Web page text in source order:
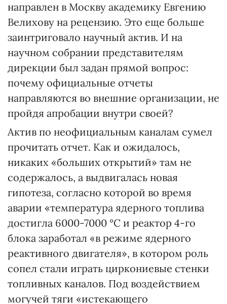
направлен в Москву академику Евгению
Велихову на рецензию. Это еще больше
заинтриговало научный актив. И на
научном собрании представителям
дирекции был задан прямой вопрос:
почему официальные отчеты
направляются во внешние организации, не
пройдя апробации внутри своей?
Актив по неофициальным каналам сумел
прочитать отчет. Как и ожидалось,
никаких «больших открытий» там не
содержалось, а выдвигалась новая
гипотеза, согласно которой во время
аварии «температура ядерного топлива
достигла 6000-7000 °С и реактор 4-го
блока заработал «в режиме ядерного
реактивного двигателя», в котором роль
сопел стали играть циркониевые стенки
топливных каналов. Под воздействием
могучей тяги «истекающего